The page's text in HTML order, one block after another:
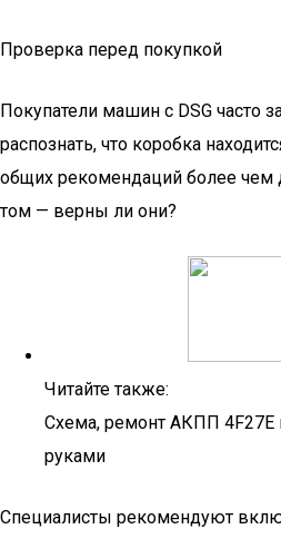
Проверка перед покупкой
Покупатели машин с DSG часто
распознать, что коробка
общих рекомендаций более чем
том — верны ли они?
Читайте также:
Схема, ремонт АКПП 4F27E
руками
Специалисты рекомендуют